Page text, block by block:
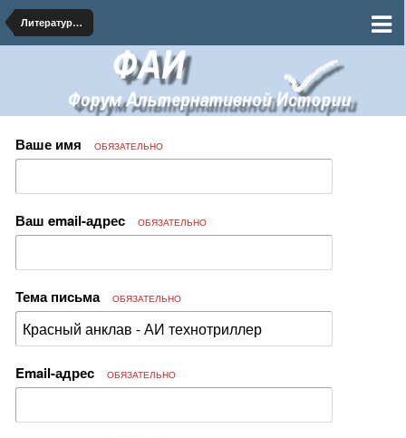
Литературная мастерская - АИ тексты на форуме
Ваше имя ОБЯЗАТЕЛЬНО
Ваш email-адрес ОБЯЗАТЕЛЬНО
Тема письма ОБЯЗАТЕЛЬНО
Email-адрес ОБЯЗАТЕЛЬНО